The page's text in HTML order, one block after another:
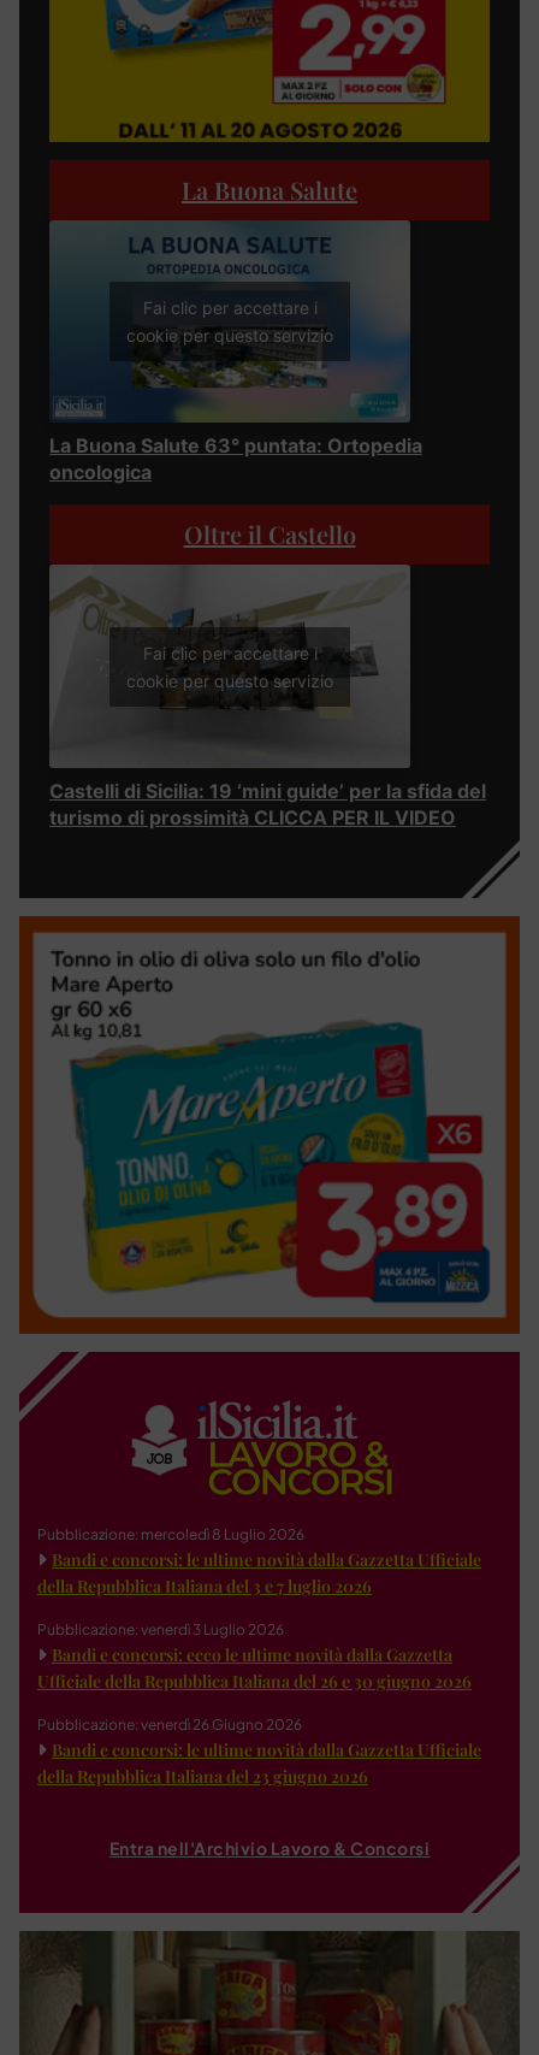
La Buona Salute
Fai clic per accettare i
cookie per questo servizio
La Buona Salute 63° puntata: Ortopedia
oncologica
Oltre il Castello
Fai clic per accettare i
cookie per questo servizio
Castelli di Sicilia: 19 ‘mini guide’ per la sfida del
turismo di prossimità CLICCA PER IL VIDEO
Pubblicazione: mercoledì 8 Luglio 2026
Bandi e concorsi: le ultime novità dalla Gazzetta Ufficiale
della Repubblica Italiana del 3 e 7 luglio 2026
Pubblicazione: venerdì 3 Luglio 2026
Bandi e concorsi: ecco le ultime novità dalla Gazzetta
Ufficiale della Repubblica Italiana del 26 e 30 giugno 2026
Pubblicazione: venerdì 26 Giugno 2026
Bandi e concorsi: le ultime novità dalla Gazzetta Ufficiale
della Repubblica Italiana del 23 giugno 2026
Entra nell'Archivio Lavoro & Concorsi